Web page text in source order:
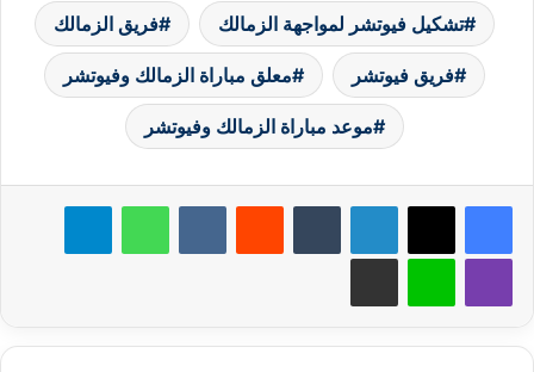
تشكيل فيوتشر لمواجهة الزمالك فريق الزمالك
فريق فيوتشر معلق مباراة الزمالك وفيوتشر
موعد مباراة الزمالك وفيوتشر
لينكدإن ‏Tumblr
‏Reddit
‏VKontakte واتساب تيلقرام
ڤايبر لاين مشاركة عبر البريد